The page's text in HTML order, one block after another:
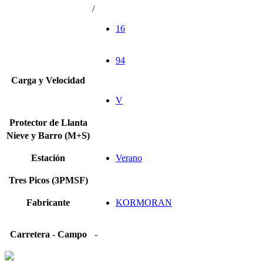
/
16
Carga y Velocidad
94
V
Protector de Llanta
Nieve y Barro (M+S)
Estación Verano
Tres Picos (3PMSF)
Fabricante KORMORAN
Carretera - Campo -